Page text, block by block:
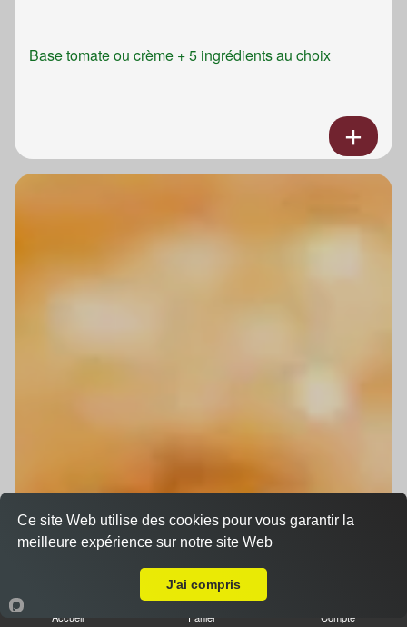
Base tomate ou crème + 5 ingrédients au choix
Accueil Panier Compte
Ce site Web utilise des cookies pour vous garantir la
meilleure expérience sur notre site Web
J'ai compris